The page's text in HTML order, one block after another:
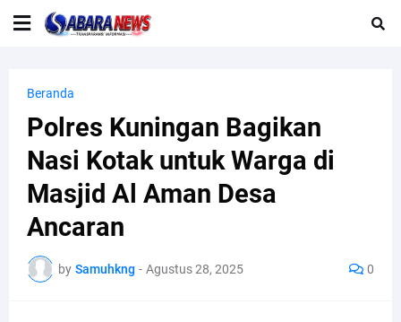
Beranda
Polres Kuningan Bagikan
Nasi Kotak untuk Warga di
Masjid Al Aman Desa
Ancaran
by Samuhkng - Agustus 28, 2025 0